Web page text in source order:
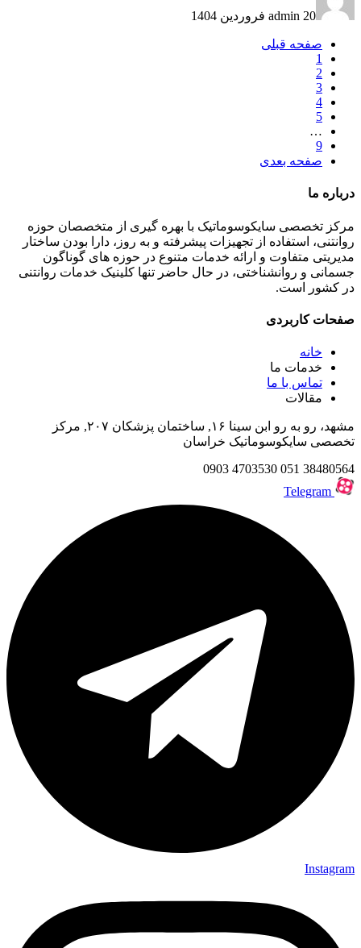
admin 20 فروردین 1404
صفحه قبلی
1
2
3
4
5
…
9
صفحه بعدی
درباره ما
مرکز تخصصی سایکوسوماتیک با بهره گیری از متخصصان حوزه
روانتنی، استفاده از تجهیزات پیشرفته و به روز، دارا بودن ساختار
مدیریتی متفاوت و ارائه خدمات متنوع در حوزه های گوناگون
جسمانی و روانشناختی، در حال حاضر تنها کلینیک خدمات روانتنی
در کشور است.
صفحات کاربردی
خانه
خدمات ما
تماس با ما
مقالات
مشهد، رو به رو ابن سینا ۱۶, ساختمان پزشکان ۲۰۷, مرکز
تخصصی سایکوسوماتیک خراسان
38480564
051
4703530
0903
Telegram
Instagram